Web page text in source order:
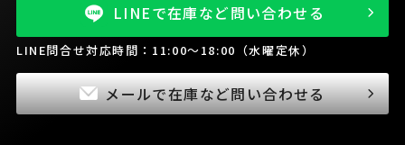
LINEで在庫など問い合わせる
LINE問合せ対応時間：11:00～18:00（水曜定休）
メールで在庫など問い合わせる